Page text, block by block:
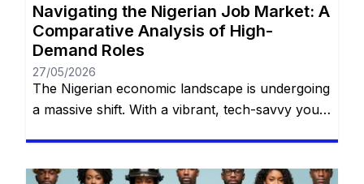
Navigating the Nigerian Job Market: A
Comparative Analysis of High-
Demand Roles
27/05/2026
The Nigerian economic landscape is undergoing
a massive shift. With a vibrant, tech-savvy youth
are no longer the sole avenues to financial